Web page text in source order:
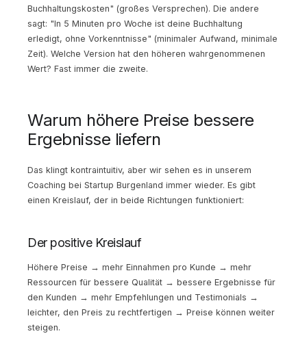
Buchhaltungskosten" (großes Versprechen). Die andere
sagt: "In 5 Minuten pro Woche ist deine Buchhaltung
erledigt, ohne Vorkenntnisse" (minimaler Aufwand, minimale
Zeit). Welche Version hat den höheren wahrgenommenen
Wert? Fast immer die zweite.
Warum höhere Preise bessere
Ergebnisse liefern
Das klingt kontraintuitiv, aber wir sehen es in unserem
Coaching bei Startup Burgenland immer wieder. Es gibt
einen Kreislauf, der in beide Richtungen funktioniert:
Der positive Kreislauf
Höhere Preise → mehr Einnahmen pro Kunde → mehr
Ressourcen für bessere Qualität → bessere Ergebnisse für
den Kunden → mehr Empfehlungen und Testimonials →
leichter, den Preis zu rechtfertigen → Preise können weiter
steigen.